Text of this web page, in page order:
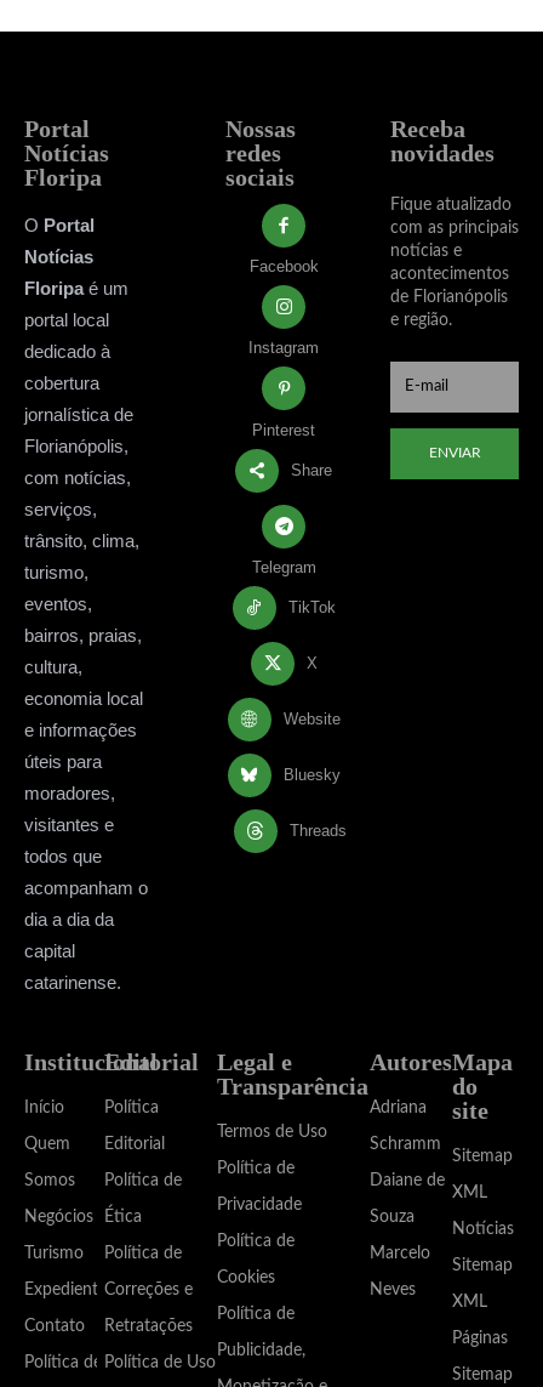
Portal
Notícias
Floripa
O Portal
Notícias
Floripaé um
portal local
dedicado à
cobertura
jornalística de
Florianópolis,
com notícias,
serviços,
trânsito, clima,
turismo,
eventos,
bairros, praias,
cultura,
economia local
e informações
úteis para
moradores,
visitantes e
todos que
acompanham o
dia a dia da
capital
catarinense.
Nossas
redes
sociais
Facebook
Instagram
Pinterest
Share
Telegram
TikTok
X
Website
Bluesky
Threads
Receba
novidades
Fique atualizado
com as principais
notícias e
acontecimentos
de Florianópolis
e região.
ENVIAR
Institucional
Início
Quem
Somos
Negócios
Turismo
Expediente
Contato
Política de
Editorial
Política
Editorial
Política de
Ética
Política de
Correções e
Retratações
Política de Uso
Legal e
Transparência
Termos de Uso
Política de
Privacidade
Política de
Cookies
Política de
Publicidade,
Autores
Adriana
Schramm
Daiane de
Souza
Marcelo
Neves
Mapa
do
site
Sitemap
XML
Notícias
Sitemap
XML
Páginas
Sitemap